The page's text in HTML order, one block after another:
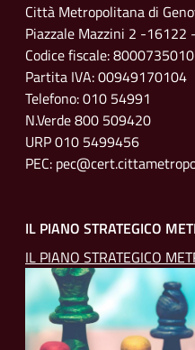
Città Metropolitana di
Piazzale Mazzini 2 -16122
Codice fiscale:
Partita IVA: 00949170104
Telefono: 010 54991
N.Verde 800 509420
URP 010 5499456
PEC:
IL PIANO STRATEGICO
IL PIANO STRATEGICO